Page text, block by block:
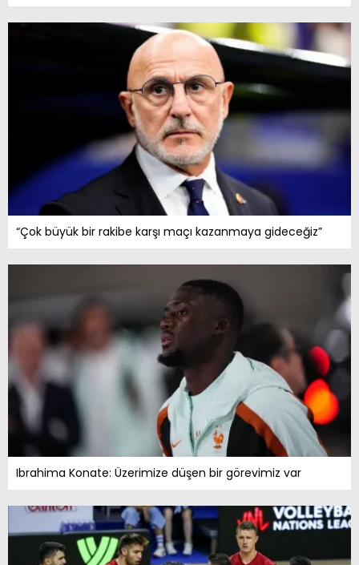
“Çok büyük bir rakibe karşı maçı kazanmaya gideceğiz”
Ibrahima Konate: Üzerimize düşen bir görevimiz var